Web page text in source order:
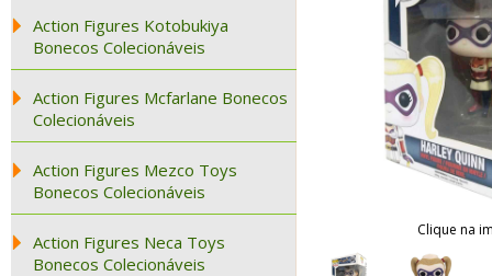
Action Figures Kotobukiya
Bonecos Colecionáveis
Action Figures Mcfarlane Bonecos
Colecionáveis
Action Figures Mezco Toys
Bonecos Colecionáveis
Action Figures Neca Toys
Bonecos Colecionáveis
Clique na